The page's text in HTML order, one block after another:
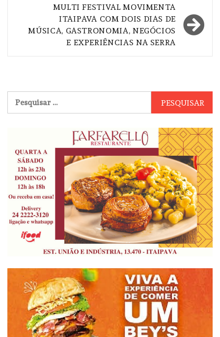
MULTI FESTIVAL MOVIMENTA
ITAIPAVA COM DOIS DIAS DE
MÚSICA, GASTRONOMIA, NEGÓCIOS
E EXPERIÊNCIAS NA SERRA
por: